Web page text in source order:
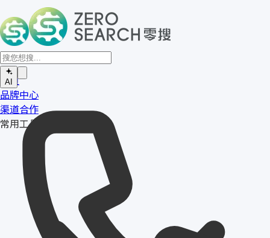
AI
首页
品牌中心
渠道合作
常用工具